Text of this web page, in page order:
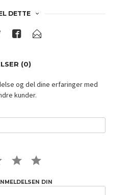
DETTE
(0)
og del dine erfaringer med
kunder.
4 STAR5 STAR
DIN